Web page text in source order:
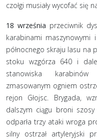
czołgi musiały wycofać się
18 września przeciwnik
karabinami maszynowymi
północnego skraju lasu na
stoku wzgórza 640 i
stanowiska
zmasowanym ogniem
rejon Głojsc. Brygada,
dalszym ciągu broni
odparła trzy ataki wroga
silny ostrzał artyleryjski